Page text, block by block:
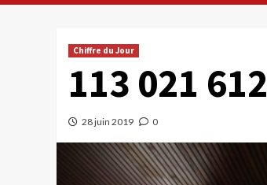
Chiffre du Jour
113 021 612
28 juin 2019 0